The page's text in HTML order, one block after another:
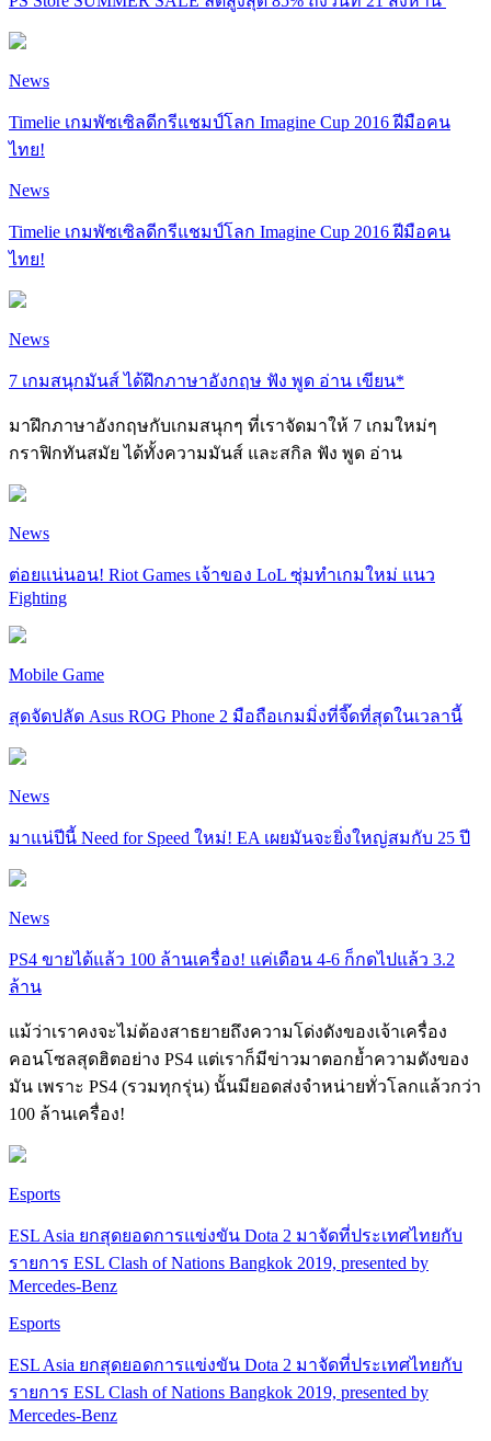
News
Timelie เกมพัซเซิลดีกรีแชมป์โลก Imagine Cup 2016 ฝีมือคน
ไทย!
News
Timelie เกมพัซเซิลดีกรีแชมป์โลก Imagine Cup 2016 ฝีมือคน
ไทย!
News
7 เกมสนุกมันส์ ได้ฝึกภาษาอังกฤษ ฟัง พูด อ่าน เขียน*
มาฝึกภาษาอังกฤษกับเกมสนุกๆ ที่เราจัดมาให้ 7 เกมใหม่ๆ
กราฟิกทันสมัย ได้ทั้งความมันส์ และสกิล ฟัง พูด อ่าน
News
ต่อยแน่นอน! Riot Games เจ้าของ LoL ซุ่มทำเกมใหม่ แนว
Fighting
Mobile Game
สุดจัดปลัด Asus ROG Phone 2 มือถือเกมมิ่งที่จี๊ดที่สุดในเวลานี้
News
มาแน่ปีนี้ Need for Speed ใหม่! EA เผยมันจะยิ่งใหญ่สมกับ 25 ปี
News
PS4 ขายได้แล้ว 100 ล้านเครื่อง! แค่เดือน 4-6 ก็กดไปแล้ว 3.2
ล้าน
แม้ว่าเราคงจะไม่ต้องสาธยายถึงความโด่งดังของเจ้าเครื่อง
คอนโซลสุดฮิตอย่าง PS4 แต่เราก็มีข่าวมาตอกย้ำความดังของ
มัน เพราะ PS4 (รวมทุกรุ่น) นั้นมียอดส่งจำหน่ายทั่วโลกแล้วกว่า
100 ล้านเครื่อง!
Esports
ESL Asia ยกสุดยอดการแข่งขัน Dota 2 มาจัดที่ประเทศไทยกับ
รายการ ESL Clash of Nations Bangkok 2019, presented by
Mercedes-Benz
Esports
ESL Asia ยกสุดยอดการแข่งขัน Dota 2 มาจัดที่ประเทศไทยกับ
รายการ ESL Clash of Nations Bangkok 2019, presented by
Mercedes-Benz